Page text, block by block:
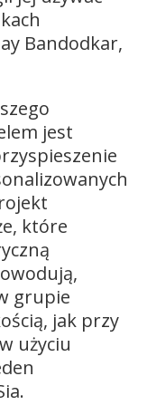
Bandodkar,
jest
które
grupie
jak przy
użyciu